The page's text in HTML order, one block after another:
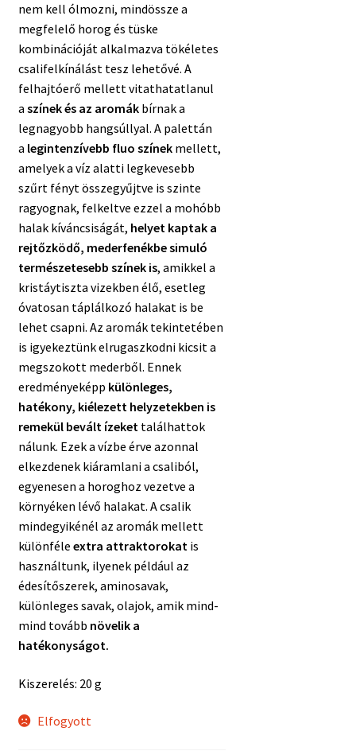
nem kell ólmozni, mindössze a
megfelelő horog és tüske
kombinációját alkalmazva tökéletes
csalifelkínálást tesz lehetővé. A
felhajtóerő mellett vitathatatlanul
a színek és az aromákbírnak a
legnagyobb hangsúllyal. A palettán
a legintenzívebb fluo színekmellett,
amelyek a víz alatti legkevesebb
szűrt fényt összegyűjtve is szinte
ragyognak, felkeltve ezzel a mohóbb
halak kíváncsiságát, helyet kaptak a
rejtőzködő, mederfenékbe simuló
természetesebb színek is, amikkel a
kristáytiszta vizekben élő, esetleg
óvatosan táplálkozó halakat is be
lehet csapni. Az aromák tekintetében
is igyekeztünk elrugaszkodni kicsit a
megszokott mederből. Ennek
eredményeképp különleges,
hatékony, kiélezett helyzetekben is
remekül bevált ízekettalálhattok
nálunk. Ezek a vízbe érve azonnal
elkezdenek kiáramlani a csaliból,
egyenesen a horoghoz vezetve a
környéken lévő halakat. A csalik
mindegyikénél az aromák mellett
különféle extra attraktorokatis
használtunk, ilyenek például az
édesítőszerek, aminosavak,
különleges savak, olajok, amik mind-
mind tovább növelik a
hatékonyságot.
Kiszerelés: 20 g
Elfogyott